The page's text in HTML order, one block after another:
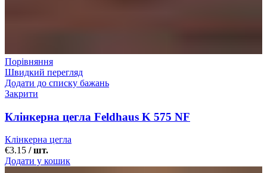
Порівняння
Швидкий перегляд
Додати до списку бажань
Закрити
Клінкерна цегла Feldhaus K 575 NF
Клінкерна цегла
€3.15 / шт.
Додати у кошик